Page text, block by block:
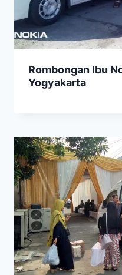
Rombongan Ibu
Yogyakarta